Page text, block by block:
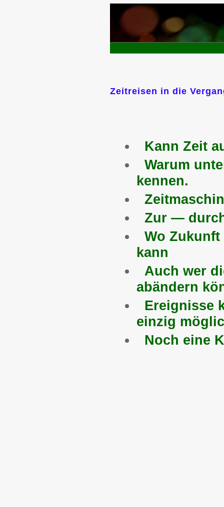
Zeitreisen in die
Kann Zeit
Warum
kennen.
Zur —
Wo
kann
Auch wer
abändern
Ereignisse
einzig
Noch eine